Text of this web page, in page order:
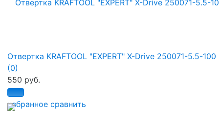
избранное сравнить
Отвертка KRAFTOOL "EXPERT" X-Drive 250071-5.5-100
(0)
550 руб.